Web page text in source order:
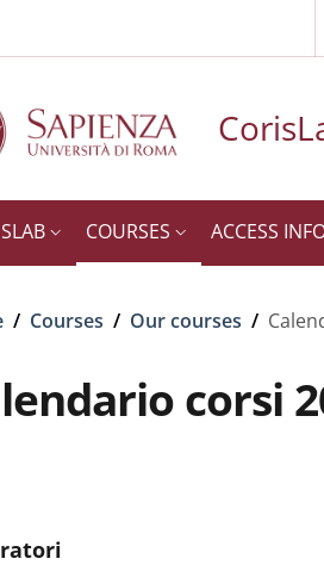
COURSES ACCESS
/ Courses / Our courses /
corsi